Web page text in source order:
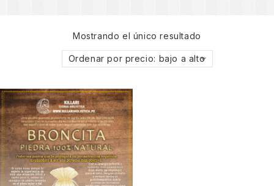
Mostrando el único resultado
Ordenar por precio: bajo a alto